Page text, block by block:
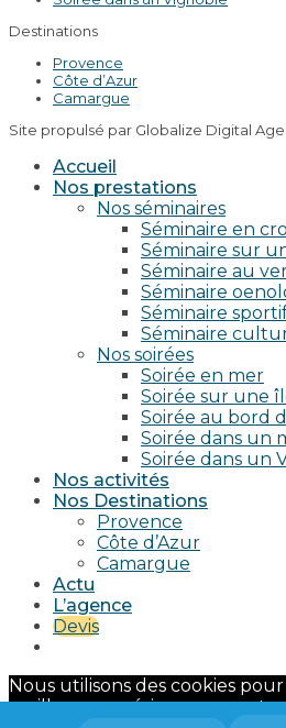
Destinations
Provence
Côte d’Azur
Camargue
Site propulsé par Globalize Digital
Accueil
Nos prestations
Nos séminaires
Séminaire en
Séminaire sur
Séminaire au
Séminaire
Séminaire
Séminaire
Nos soirées
Soirée en mer
Soirée sur une
Soirée au bord
Soirée dans un
Soirée dans un
Nos activités
Nos Destinations
Provence
Côte d’Azur
Camargue
Actu
L’agence
Devis
Nous utilisons des cookies
meilleure expérience sur notre